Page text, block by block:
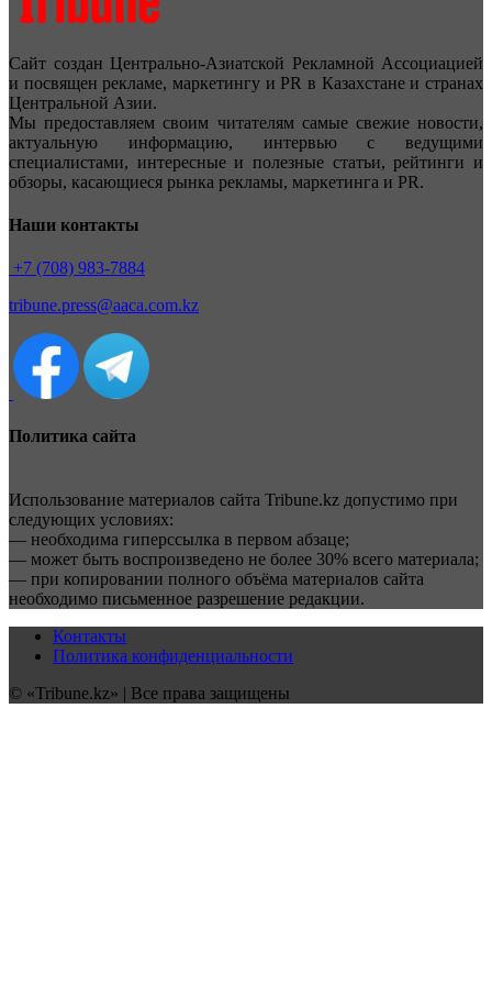
Сайт создан Центрально-Азиатской Рекламной Ассоциацией
и посвящен рекламе, маркетингу и PR в Казахстане и странах
Центральной Азии.
Мы предоставляем своим читателям самые свежие новости,
актуальную информацию, интервью с ведущими
специалистами, интересные и полезные статьи, рейтинги и
обзоры, касающиеся рынка рекламы, маркетинга и PR.
Наши контакты
+7 (708) 983-7884
tribune.press@aaca.com.kz
Политика сайта
Использование материалов сайта Tribune.kz допустимо при
следующих условиях:
— необходима гиперссылка в первом абзаце;
— может быть воспроизведено не более 30% всего материала;
— при копировании полного объёма материалов сайта
необходимо письменное разрешение редакции.
Контакты
Политика конфиденциальности
© «Tribune.kz» | Все права защищены